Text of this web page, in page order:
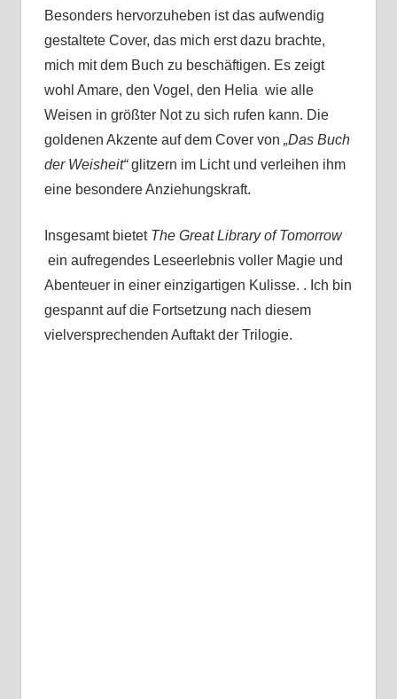
Besonders hervorzuheben ist das aufwendig
gestaltete Cover, das mich erst dazu brachte,
mich mit dem Buch zu beschäftigen. Es zeigt
wohl Amare, den Vogel, den Helia wie alle
Weisen in größter Not zu sich rufen kann. Die
goldenen Akzente auf dem Cover von „Das Buch
der Weisheit“glitzern im Licht und verleihen ihm
eine besondere Anziehungskraft.
Insgesamt bietet The Great Library of Tomorrow
ein aufregendes Leseerlebnis voller Magie und
Abenteuer in einer einzigartigen Kulisse. . Ich bin
gespannt auf die Fortsetzung nach diesem
vielversprechenden Auftakt der Trilogie.